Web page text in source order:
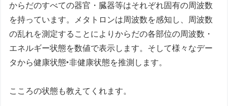
からだのすべての器官・臓器等はそれぞれ固有の周波数
を持っています。メタトロンは周波数を感知し、周波数
の乱れを測定することによりからだの各部位の周波数・
エネルギー状態を数値で表示します。そして様々なデー
タから健康状態‣非健康状態を推測します。
こころの状態も教えてくれます。